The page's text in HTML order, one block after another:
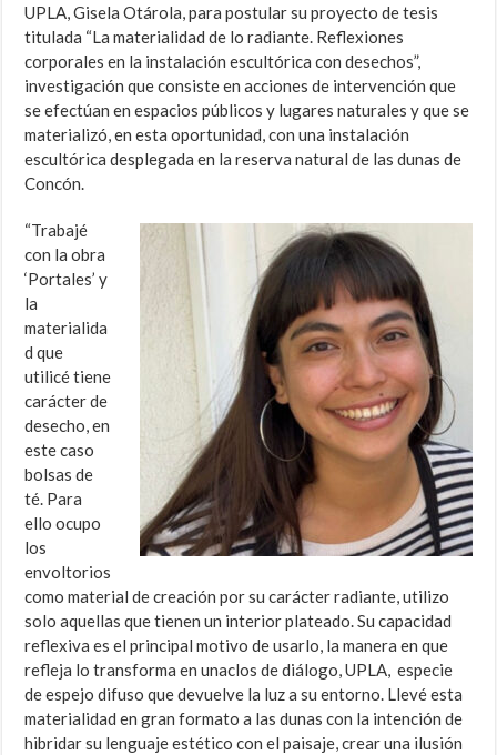
UPLA, Gisela Otárola, para postular su proyecto de tesis
titulada “La materialidad de lo radiante. Reflexiones
corporales en la instalación escultórica con desechos”,
investigación que consiste en acciones de intervención que
se efectúan en espacios públicos y lugares naturales y que se
materializó, en esta oportunidad, con una instalación
escultórica desplegada en la reserva natural de las dunas de
Concón.
“Trabajé
con la obra
‘Portales’ y
la
materialida
d que
utilicé tiene
carácter de
desecho, en
este caso
bolsas de
té. Para
ello ocupo
los
envoltorios
como material de creación por su carácter radiante, utilizo
solo aquellas que tienen un interior plateado. Su capacidad
reflexiva es el principal motivo de usarlo, la manera en que
refleja lo transforma en unaclos de diálogo, UPLA, especie
de espejo difuso que devuelve la luz a su entorno. Llevé esta
materialidad en gran formato a las dunas con la intención de
hibridar su lenguaje estético con el paisaje, crear una ilusión